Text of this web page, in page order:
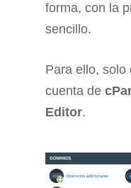
forma, con la
sencillo.
Para ello, solo
cuenta de
Editor.